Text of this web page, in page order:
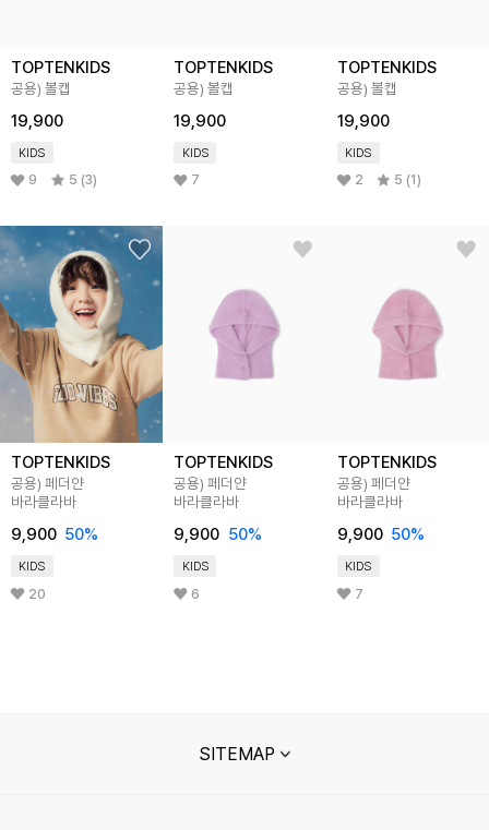
TOPTENKIDS
공용) 볼캡
19,900
KIDS
9 5 (3)
TOPTENKIDS
공용) 볼캡
19,900
KIDS
7
TOPTENKIDS
공용) 볼캡
19,900
KIDS
2 5 (1)
TOPTENKIDS
공용) 페더얀
바라클라바
9,900 50%
KIDS
20
TOPTENKIDS
공용) 페더얀
바라클라바
9,900 50%
KIDS
6
TOPTENKIDS
공용) 페더얀
바라클라바
9,900 50%
KIDS
7
SITEMAP